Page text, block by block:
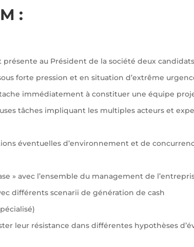
:
présente au Président de la société deux
forte pression et en situation d’extrême
immédiatement à constituer une équipe
tâches impliquant les multiples acteurs et
éventuelles d’environnement et de
» avec l’ensemble du management de
différents scenarii de génération de cash
leur résistance dans différentes hypothèses